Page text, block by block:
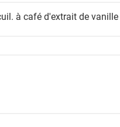
à caféd'extrait de vanille